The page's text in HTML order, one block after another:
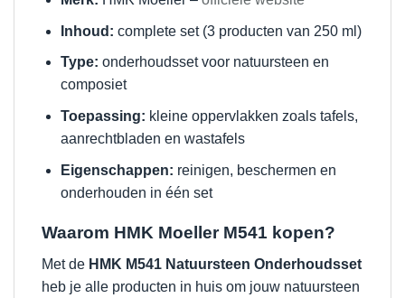
Inhoud: complete set (3 producten van 250 ml)
Type: onderhoudsset voor natuursteen en
composiet
Toepassing: kleine oppervlakken zoals tafels,
aanrechtbladen en wastafels
Eigenschappen: reinigen, beschermen en
onderhouden in één set
Waarom HMK Moeller M541 kopen?
Met de HMK M541 Natuursteen Onderhoudsset
heb je alle producten in huis om jouw natuursteen